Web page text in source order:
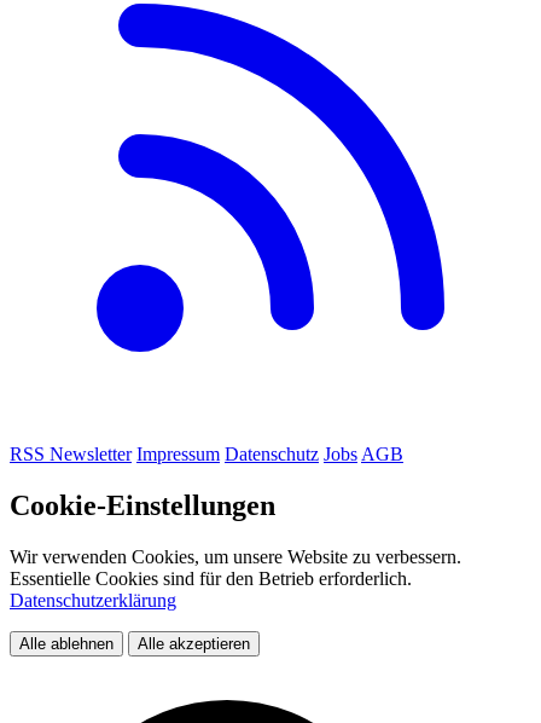
RSS Newsletter Impressum Datenschutz Jobs AGB
Cookie-Einstellungen
Wir verwenden Cookies, um unsere Website zu verbessern.
Essentielle Cookies sind für den Betrieb erforderlich.
Datenschutzerklärung
Alle ablehnen Alle akzeptieren